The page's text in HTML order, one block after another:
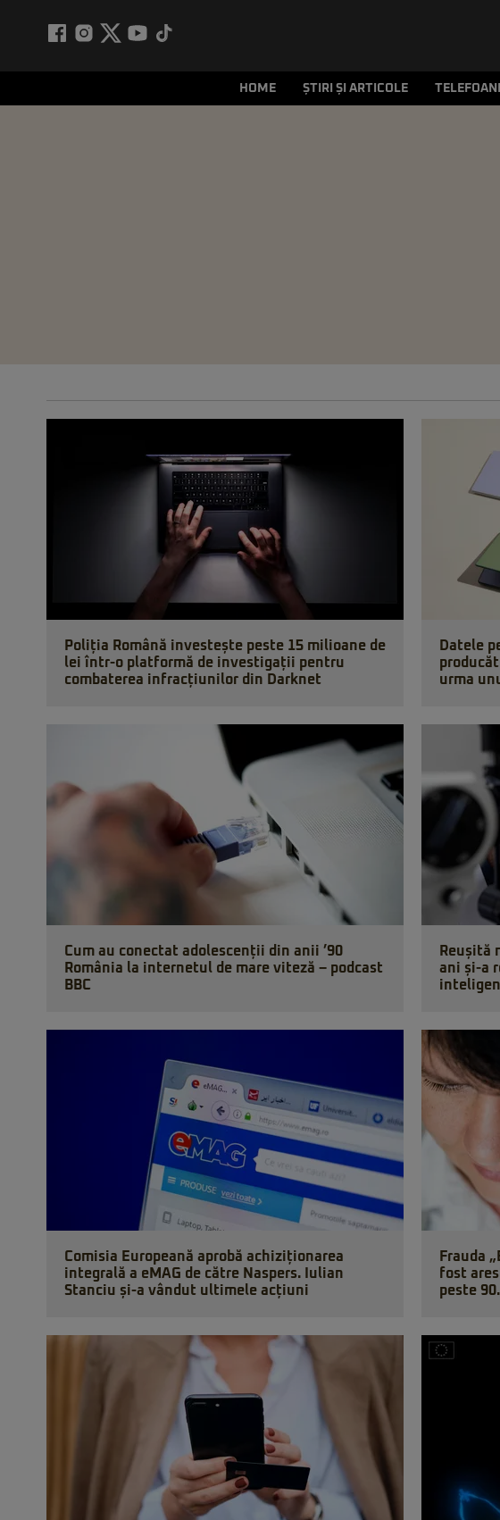
HOME ȘTIRI ȘI ARTICOLE
Poliția Română investește peste 15 milioane de
lei într-o platformă de investigații pentru
combaterea infracțiunilor din Darknet
Datele
urma
Cum au conectat adolescenții din anii ’90
România la internetul de mare viteză – podcast
BBC
Reușită
ani și-a
Comisia Europeană aprobă achiziționarea
integrală a eMAG de către Naspers. Iulian
Stanciu și-a vândut ultimele acțiuni
Frauda
fost
peste